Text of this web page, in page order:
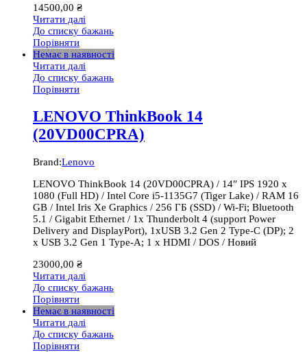
14500,00 ₴
Читати далі
До списку бажань
Порівняти
Немає в наявності
Читати далі
До списку бажань
Порівняти
LENOVO ThinkBook 14
(20VD00CPRA)
Brand:Lenovo
LENOVO ThinkBook 14 (20VD00CPRA) / 14″ IPS 1920 x
1080 (Full HD) / Intel Core i5-1135G7 (Tiger Lake) / RAM 16
GB / Intel Iris Xe Graphics / 256 ГБ (SSD) / Wi-Fi; Bluetooth
5.1 / Gigabit Ethernet / 1x Thunderbolt 4 (support Power
Delivery and DisplayPort), 1хUSB 3.2 Gen 2 Type-C (DP); 2
x USB 3.2 Gen 1 Type-A; 1 x HDMI / DOS / Новий
23000,00 ₴
Читати далі
До списку бажань
Порівняти
Немає в наявності
Читати далі
До списку бажань
Порівняти